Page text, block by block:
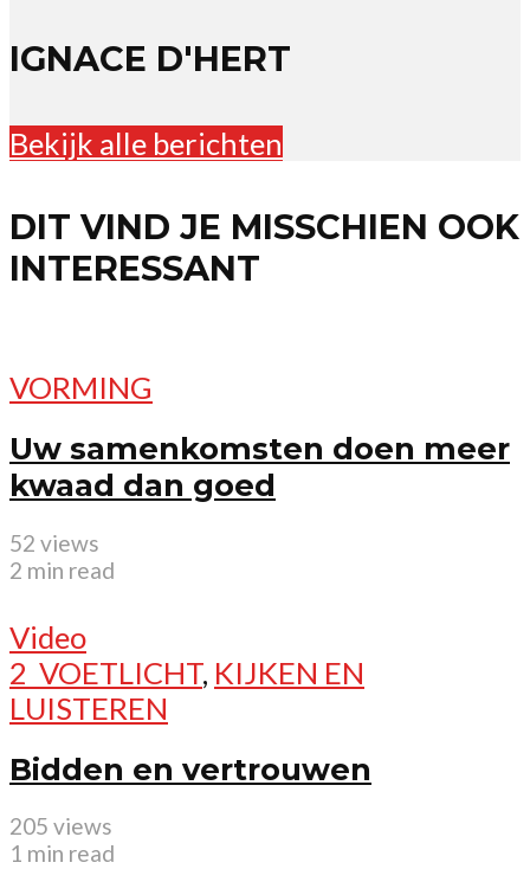
IGNACE D'HERT
Bekijk alle berichten
DIT VIND JE MISSCHIEN OOK
INTERESSANT
VORMING
Uw samenkomsten doen meer
kwaad dan goed
52 views
2 min read
Video
2_VOETLICHT, KIJKEN EN
LUISTEREN
Bidden en vertrouwen
205 views
1 min read